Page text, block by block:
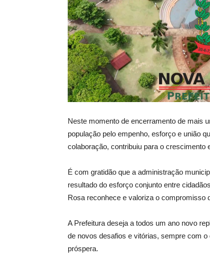
Neste momento de encerramento de mais
população pelo empenho, esforço e união
colaboração, contribuiu para o crescimento
É com gratidão que a administração
resultado do esforço conjunto entre
Rosa reconhece e valoriza o compromisso
A Prefeitura deseja a todos um ano novo
de novos desafios e vitórias, sempre com
próspera.